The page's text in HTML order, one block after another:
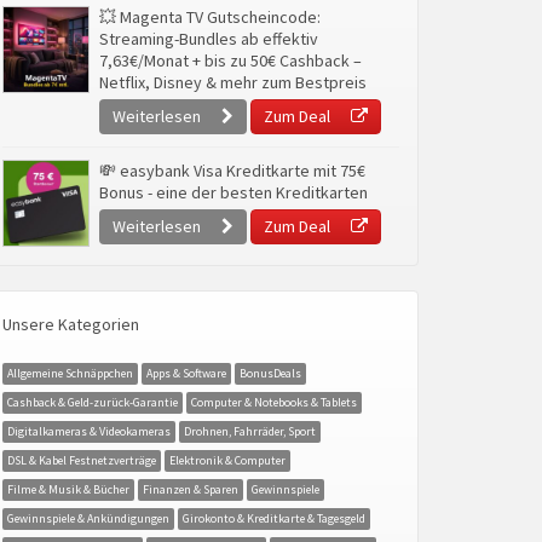
💥 Magenta TV Gutscheincode:
Streaming-Bundles ab effektiv
7,63€/Monat + bis zu 50€ Cashback –
Netflix, Disney & mehr zum Bestpreis
Weiterlesen
Zum Deal
💸 easybank Visa Kreditkarte mit 75€
Bonus - eine der besten Kreditkarten
Weiterlesen
Zum Deal
Unsere Kategorien
Allgemeine Schnäppchen Apps & Software
BonusDeals
Cashback & Geld-zurück-Garantie
Computer & Notebooks & Tablets
Digitalkameras & Videokameras
Drohnen, Fahrräder, Sport
DSL & Kabel Festnetzverträge
Elektronik & Computer
Filme & Musik & Bücher
Finanzen & Sparen
Gewinnspiele
Gewinnspiele & Ankündigungen
Girokonto & Kreditkarte & Tagesgeld